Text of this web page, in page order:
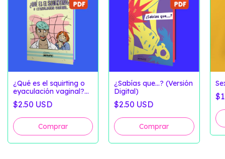
¿Qué es el squirting o
eyaculación vaginal?
(Versión Digital)
$2.50 USD
¿Sabías que...? (Versión
Digital)
$2.50 USD